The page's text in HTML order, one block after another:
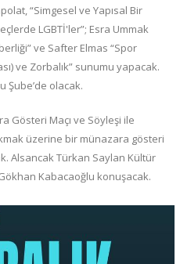
“Simgesel ve Yapısal Bir
LGBTİ'ler”; Esra Ummak
ve Safter Elmas “Spor
ve Zorbalık” sunumu yapacak.
Şube’de olacak.
Gösteri Maçı ve Söyleşi ile
üzerine bir münazara gösteri
Alsancak Türkan Saylan Kültür
Kabacaoğlu konuşacak.